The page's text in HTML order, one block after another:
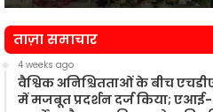
ताज़ा समाचार
4 weeks ago
वैश्विक अनिश्चितताओं के बीच
में मजबूत प्रदर्शन दर्ज किया; एआई-